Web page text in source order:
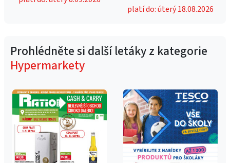
platí do: úterý 18.08.2026
Prohlédněte si další letáky z kategorie
Hypermarkety